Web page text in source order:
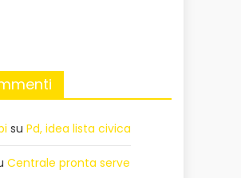
suPd, idea lista civica
Centrale pronta serve